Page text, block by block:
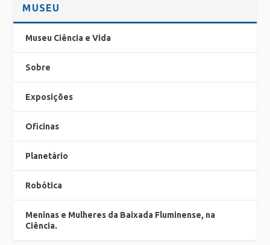
MUSEU
Museu Ciência e Vida
Sobre
Exposições
Oficinas
Planetário
Robótica
Meninas e Mulheres da Baixada Fluminense, na
Ciência.